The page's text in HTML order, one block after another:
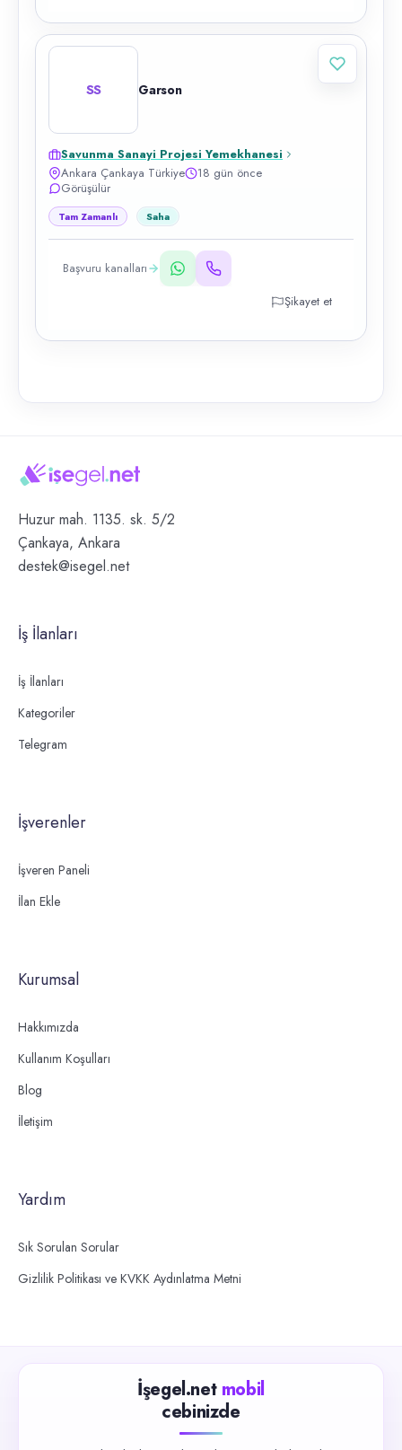
SS Garson
Savunma Sanayi Projesi Yemekhanesi
Ankara Çankaya Türkiye
18 gün önce
Görüşülür
Tam Zamanlı Saha
Başvuru kanalları
Şikayet et
Huzur mah. 1135. sk. 5/2
Çankaya, Ankara
destek@isegel.net
İş İlanları
İş İlanları
Kategoriler
Telegram
İşverenler
İşveren Paneli
İlan Ekle
Kurumsal
Hakkımızda
Kullanım Koşulları
Blog
İletişim
Yardım
Sık Sorulan Sorular
Gizlilik Politikası ve KVKK Aydınlatma Metni
İşegel.net mobil
cebinizde